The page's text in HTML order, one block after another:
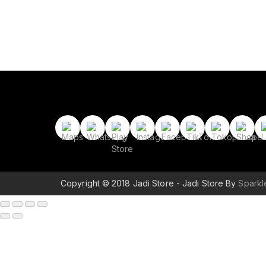
Copyright © 2018 Jadi Store - Jadi Store By